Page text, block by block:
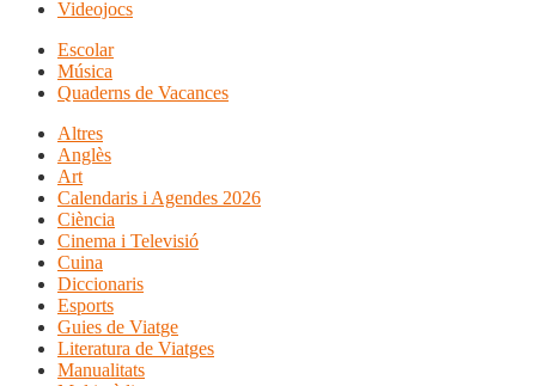
Videojocs
Escolar
Música
Quaderns de Vacances
Altres
Anglès
Art
Calendaris i Agendes 2026
Ciència
Cinema i Televisió
Cuina
Diccionaris
Esports
Guies de Viatge
Literatura de Viatges
Manualitats